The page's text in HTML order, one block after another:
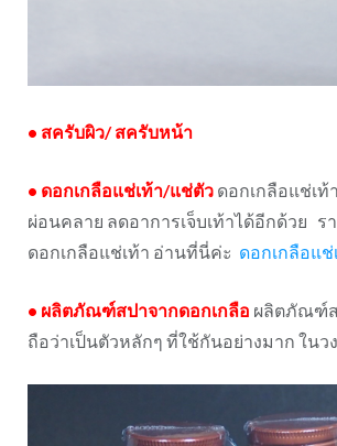
• สครับผิว/สครับหน้า
• ดอกเกลือแช่เท้า/แช่ตัวดอกเกลือแช่เท้
ผ่อนคลาย ลดอาการเจ็บเท้าได้อีกด้วย ร
ดอกเกลือแช่เท้า อ่านที่นี่ค่ะ ดอกเกลือแช่
• ผลิตภัณฑ์สปาจากดอกเกลือ ผลิตภัณฑ์ส
ถือว่าเป็นตัวหลักๆ ที่ใช้กันอย่างมาก ในว